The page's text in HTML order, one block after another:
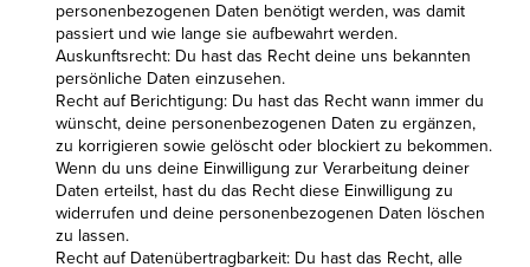
personenbezogenen Daten benötigt werden, was damit
passiert und wie lange sie aufbewahrt werden.
Auskunftsrecht: Du hast das Recht deine uns bekannten
persönliche Daten einzusehen.
Recht auf Berichtigung: Du hast das Recht wann immer du
wünscht, deine personenbezogenen Daten zu ergänzen,
zu korrigieren sowie gelöscht oder blockiert zu bekommen.
Wenn du uns deine Einwilligung zur Verarbeitung deiner
Daten erteilst, hast du das Recht diese Einwilligung zu
widerrufen und deine personenbezogenen Daten löschen
zu lassen.
Recht auf Datenübertragbarkeit: Du hast das Recht, alle